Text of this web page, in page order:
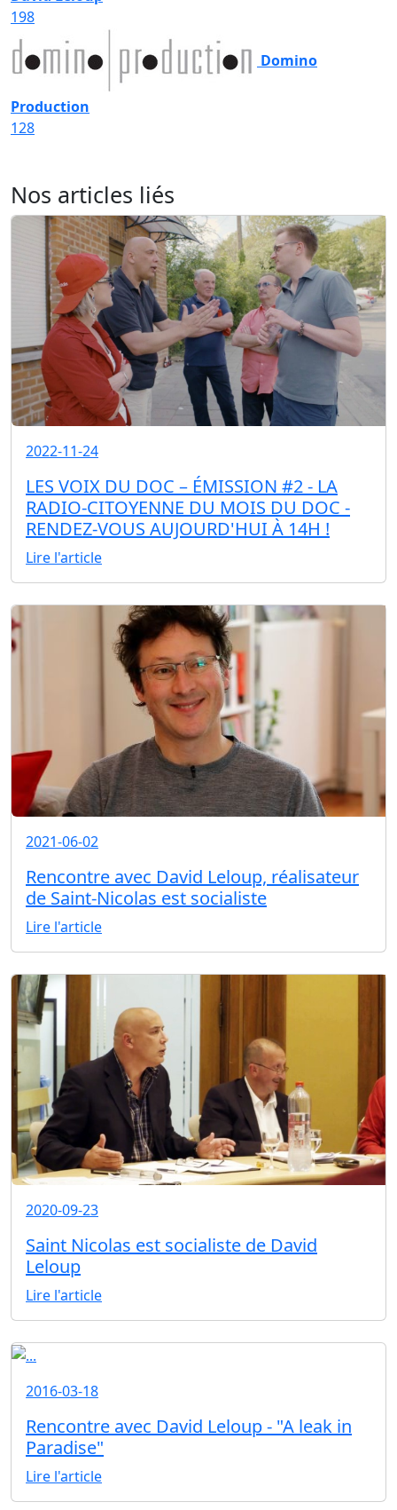
198
Domino
Production
128
Nos articles liés
2022-11-24
LES VOIX DU DOC – ÉMISSION #2 - LA
RADIO-CITOYENNE DU MOIS DU DOC -
RENDEZ-VOUS AUJOURD'HUI À 14H !
Lire l'article
2021-06-02
Rencontre avec David Leloup, réalisateur
de Saint-Nicolas est socialiste
Lire l'article
2020-09-23
Saint Nicolas est socialiste de David
Leloup
Lire l'article
2016-03-18
Rencontre avec David Leloup - "A leak in
Paradise"
Lire l'article